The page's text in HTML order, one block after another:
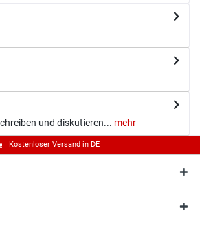
und diskutieren... mehr
Kostenloser Versand in DE